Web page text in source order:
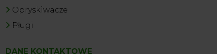
Opryskiwacze
Pługi
DANE KONTAKTOWE